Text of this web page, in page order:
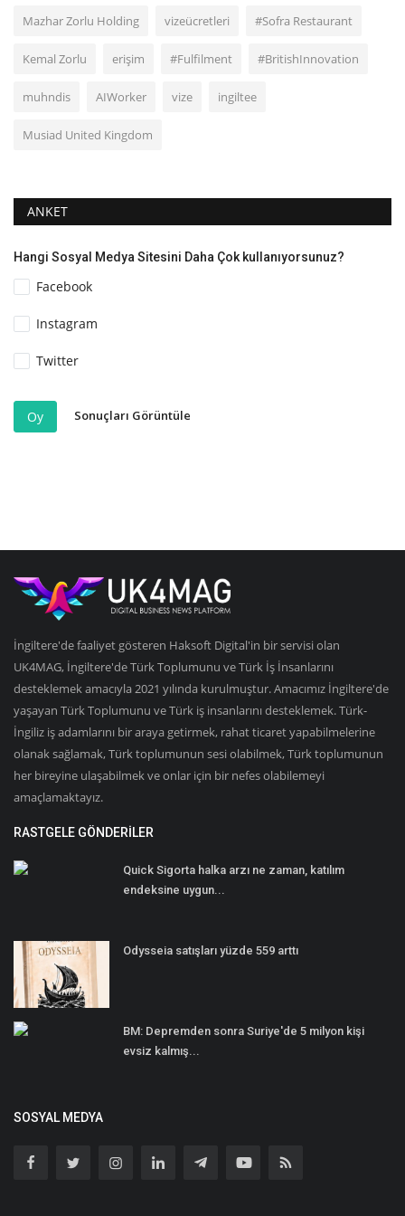
Mazhar Zorlu Holding vizeücretleri #Sofra Restaurant
Kemal Zorlu erişim #Fulfilment #BritishInnovation
muhndis AIWorker vize ingiltee
Musiad United Kingdom
ANKET
Hangi Sosyal Medya Sitesini Daha Çok kullanıyorsunuz?
Facebook
Instagram
Twitter
Oy Sonuçları Görüntüle
İngiltere'de faaliyet gösteren Haksoft Digital'in bir servisi olan
UK4MAG, İngiltere'de Türk Toplumunu ve Türk İş İnsanlarını
desteklemek amacıyla 2021 yılında kurulmuştur. Amacımız İngiltere'de
yaşayan Türk Toplumunu ve Türk iş insanlarını desteklemek. Türk-
İngiliz iş adamlarını bir araya getirmek, rahat ticaret yapabilmelerine
olanak sağlamak, Türk toplumunun sesi olabilmek, Türk toplumunun
her bireyine ulaşabilmek ve onlar için bir nefes olabilemeyi
amaçlamaktayız.
RASTGELE GÖNDERILER
Quick Sigorta halka arzı ne zaman, katılım
endeksine uygun...
Odysseia satışları yüzde 559 arttı
BM: Depremden sonra Suriye'de 5 milyon kişi
evsiz kalmış...
SOSYAL MEDYA